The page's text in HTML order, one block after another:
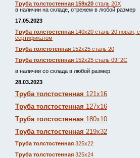
Труба толстостенная 159х20 сталь 20Х
в наличии на складе, отрежем в любой размер
17.05.2023
Труба толстостенная 140х20 сталь 20 новая, с
сертификатом
Труба толстотенная 152х25 сталь 20
Труба толстостенная 152х25 сталь 09Г2С
в наличии со склада в любой размер
28.03.2023
Труба толстостенная 121х16
Труба толстостенная 127х16
Труба толстостенная 180х10
Труба толстостенная 219х32
Труба толстостенная 325х22
Труба толстостенная 325х24